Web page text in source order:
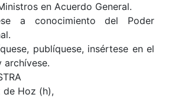
en Acuerdo General.
a conocimiento del Poder
publíquese, insértese en el
archívese.
Hoz (h),